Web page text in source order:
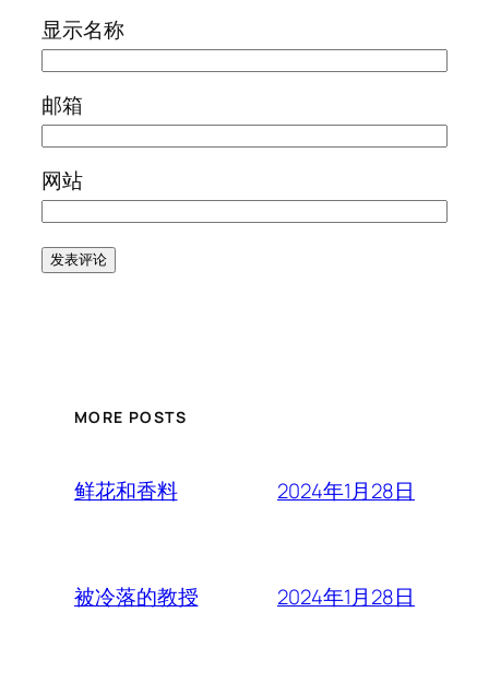
显示名称
邮箱
网站
MORE POSTS
鲜花和香料 2024年1月28日
被冷落的教授 2024年1月28日